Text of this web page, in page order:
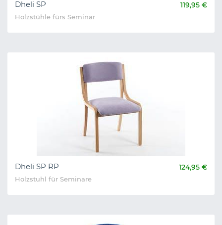
Dheli SP 119,95 €
Holzstühle fürs Seminar
Dheli SP RP 124,95 €
Holzstuhl für Seminare